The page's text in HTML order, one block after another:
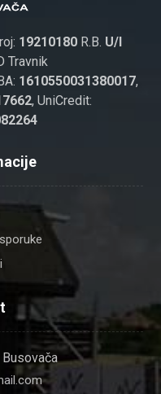
19210180 R.B. U/I
Travnik
1610550031380017,
, UniCredit: